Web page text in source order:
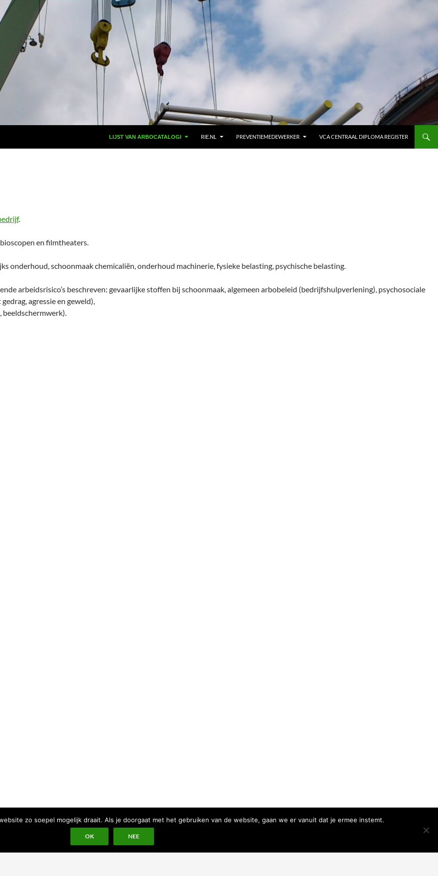
LIJST VAN ARBOCATALOGI RIE.NL PREVENTIEMEDEWERKER VCA CENTRAAL DIPLOMA REGISTER
.
en filmtheaters.
onderhoud, schoonmaak chemicaliën, onderhoud machinerie, fysieke belasting, psychische belasting.
arbeidsrisico’s beschreven: gevaarlijke stoffen bij schoonmaak, algemeen arbobeleid (bedrijfshulpverlening), psychosociale
agressie en geweld),
beeldschermwerk).
zo soepel mogelijk draait. Als je doorgaat met het gebruiken van de website, gaan we er vanuit dat je ermee instemt.
OK NEE